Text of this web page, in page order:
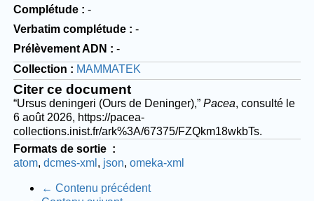
Complétude
-
Verbatim complétude
-
Prélèvement ADN
-
Collection
MAMMATEK
Citer ce document
“Ursus deningeri (Ours de Deninger),” Pacea, consulté le
6 août 2026, https://pacea-
collections.inist.fr/ark%3A/67375/FZQkm18wkbTs.
Formats de sortie
atom dcmes-xml json omeka-xml
← Contenu précédent